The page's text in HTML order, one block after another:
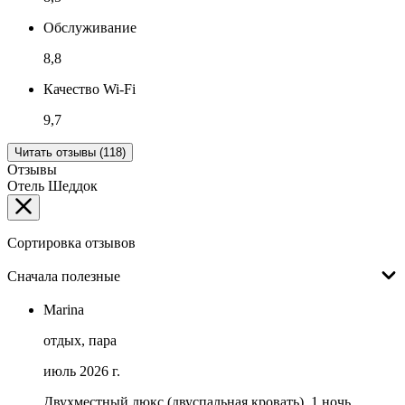
Обслуживание
8,8
Качество Wi-Fi
9,7
Читать отзывы (118)
Отзывы
Отель Шеддок
Сортировка отзывов
Сначала полезные
Marina
отдых, пара
июль 2026 г.
Двухместный люкс (двуспальная кровать), 1 ночь